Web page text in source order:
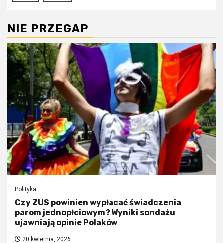
NIE PRZEGAP
Polityka
Czy ZUS powinien wypłacać świadczenia
parom jednopłciowym? Wyniki sondażu
ujawniają opinie Polaków
20 kwietnia, 2026